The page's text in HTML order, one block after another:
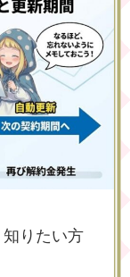
りたい方